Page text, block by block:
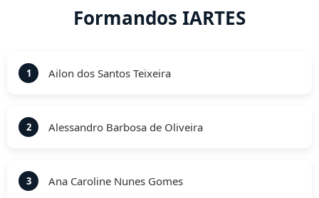
Formandos IARTES
1 Ailon dos Santos Teixeira
2 Alessandro Barbosa de Oliveira
3 Ana Caroline Nunes Gomes